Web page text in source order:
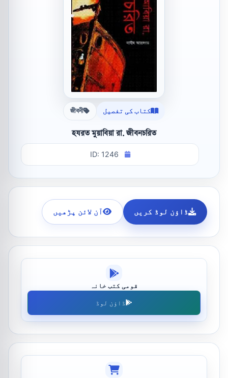
کتاب کی تفصیل জীবনী
হযরত মুয়াবিয়া রা. জীবনচরিত
ID: 1246
ڈاؤن لوڈ کریں آن لائن پڑھیں
قومی کتب خانہ
ڈاؤن لوڈ